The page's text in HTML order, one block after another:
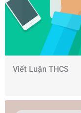
Viết Luận THCS